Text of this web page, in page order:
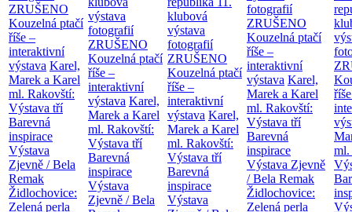
ZRUŠENO
Kouzelná ptačí
říše –
interaktivní
výstava Karel,
Marek a Karel
ml. Rakovští:
Výstava tří
Barevná
inspirace
Výstava
Zjevně / Bela
Remak
Židlochovice:
Zelená perla
výstava
fotografií
ZRUŠENO
Kouzelná ptačí
říše –
interaktivní
výstava Karel,
Marek a Karel
ml. Rakovští:
Výstava tří
Barevná
inspirace
Výstava
Zjevně / Bela
klubová
výstava
fotografií
ZRUŠENO
Kouzelná ptačí
říše –
interaktivní
výstava Karel,
Marek a Karel
ml. Rakovští:
Výstava tří
Barevná
inspirace
Výstava
fotografií
ZRUŠENO
Kouzelná ptačí
říše –
interaktivní
výstava Karel,
Marek a Karel
ml. Rakovští:
Výstava tří
Barevná
inspirace
Výstava Zjevně
/ Bela Remak
Židlochovice:
Zelená perla
ml.